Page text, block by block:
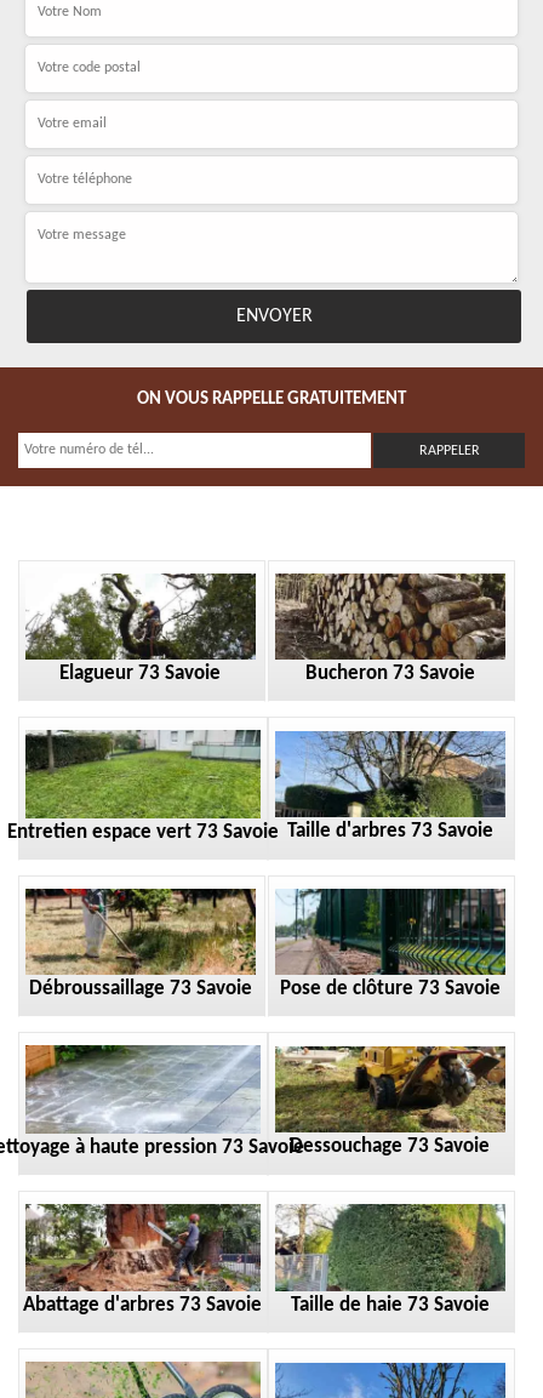
ON VOUS RAPPELLE GRATUITEMENT
Elagueur 73 Savoie Bucheron 73 Savoie
Entretien espace vert 73 Savoie Taille d'arbres 73 Savoie
Débroussaillage 73 Savoie Pose de clôture 73 Savoie
à haute pression 73 SavoieDessouchage 73 Savoie
Abattage d'arbres 73 Savoie Taille de haie 73 Savoie